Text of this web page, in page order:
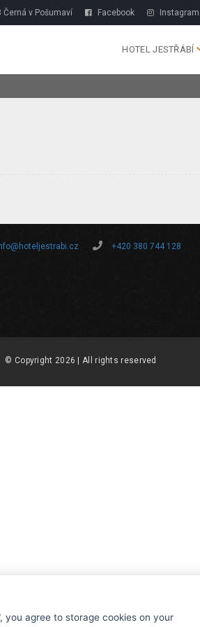
v Pošumaví Facebook Instagram
HOTEL JESTŘÁBÍ
+420 380 744 128
© Copyright 2026 | All rights reserved
you agree to storage cookies on your